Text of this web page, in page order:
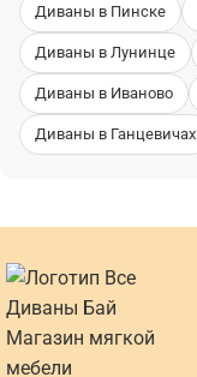
Диваны в Пинске
Диваны в Лунинце
Диваны в Иваново
Диваны в Ганцевичах